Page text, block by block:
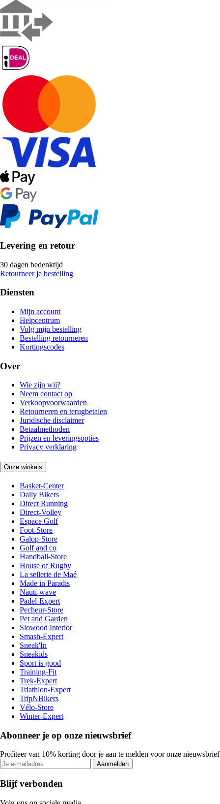
Levering en retour
30 dagen bedenktijd
Retourneer je bestelling
Diensten
Mijn account
Helpcentrum
Volg mijn bestelling
Bestelling retourneren
Kortingscodes
Over
Wie zijn wij?
Neem contact op
Verkoopvoorwaarden
Retourneren en terugbetalen
Juridische disclaimer
Betaalmethoden
Prijzen en leveringsopties
Privacy verklaring
Onze winkels
Basket-Center
Daily Bikers
Direct Running
Direct-Volley
Espace Golf
Foot-Store
Galop-Store
Golf and co
Handball-Store
House of Rugby
La sellerie de Maé
Made in Paradis
Nauti-wave
Padel-Expert
Pecheur-Store
Pet and Garden
Slowood Interior
Smash-Expert
Sneak'In
Sneakids
Sport is good
Training-Fit
Trek-Expert
Triathlon-Expert
TripNBikers
Vélo-Store
Winter-Expert
Abonneer je op onze nieuwsbrief
Profiteer van 10% korting door je aan te melden voor onze nieuwsbrief
Aanmelden
Blijf verbonden